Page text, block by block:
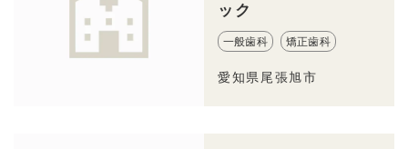
ック
一般歯科 矯正歯科
愛知県尾張旭市